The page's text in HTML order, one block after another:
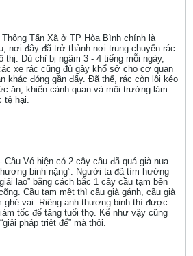
Tấn Xã ở TP Hòa Bình chính là
nơi đây đã trở thành nơi trung chuyển rác
thị. Dù chỉ bị ngâm 3 - 4 tiếng mỗi ngày,
xe rác cũng đủ gây khổ sở cho cơ quan
khác đóng gần đấy. Đã thế, rác còn lôi kéo
ăn, khiến cảnh quan và môi trường làm
tệ hại.
Vó hiện có 2 cây cầu đã quá già nua
binh nặng”. Người ta đã tìm hướng
lao” bằng cách bắc 1 cây cầu tạm bên
Cầu tạm mệt thì cầu già gánh, cầu già
ghé vai. Riêng anh thương binh thì được
tốc để tăng tuổi thọ. Kể như vậy cũng
pháp triệt để” mà thôi.